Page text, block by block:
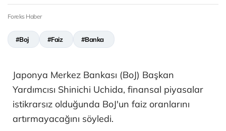
Foreks Haber
#Boj #Faiz #Banka
Japonya Merkez Bankası (BoJ) Başkan
Yardımcısı Shinichi Uchida, finansal piyasalar
istikrarsız olduğunda BoJ'un faiz oranlarını
artırmayacağını söyledi.